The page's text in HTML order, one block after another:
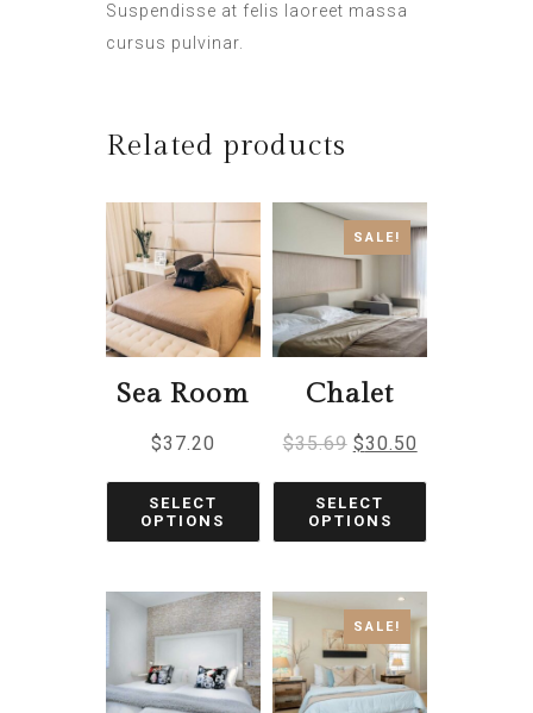
Suspendisse at felis laoreet massa
cursus pulvinar.
Related products
Sea Room
$37.20
SELECT
OPTIONS
SALE!
Chalet
$35.69 $30.50
SELECT
OPTIONS
SALE!